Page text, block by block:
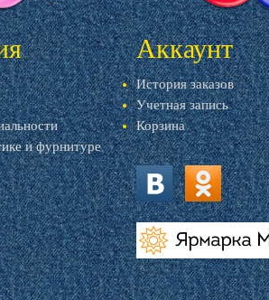
и фурнитуре
Аккаунт
История заказов
Учетная запись
Корзина
vk.com ok.ru
livemaster.ru